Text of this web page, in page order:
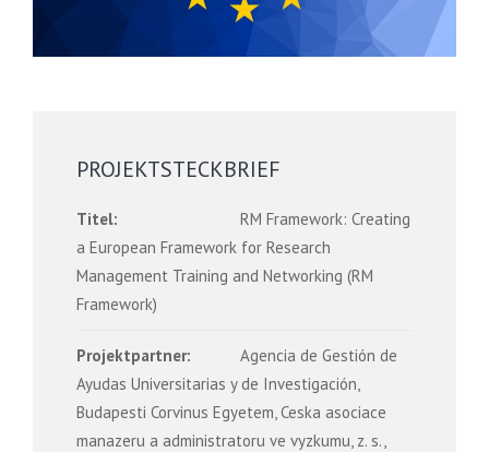
PROJEKTSTECKBRIEF
Titel:
RM Framework: Creating
a European Framework for Research
Management Training and Networking (RM
Framework)
Projektpartner:
Agencia de Gestión de
Ayudas Universitarias y de Investigación,
Budapesti Corvinus Egyetem, Ceska asociace
manazeru a administratoru ve vyzkumu, z. s.,